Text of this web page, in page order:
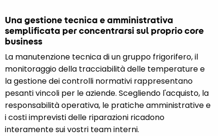
Una gestione tecnica e amministrativa
semplificata per concentrarsi sul proprio core
business
La manutenzione tecnica di un gruppo frigorifero, il
monitoraggio della tracciabilità delle temperature e
la gestione dei controlli normativi rappresentano
pesanti vincoli per le aziende. Scegliendo l'acquisto, la
responsabilità operativa, le pratiche amministrative e
i costi imprevisti delle riparazioni ricadono
interamente sui vostri team interni.